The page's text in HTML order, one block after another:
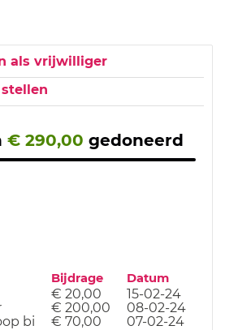
als vrijwilliger
€ 290,00 gedoneerd
Bijdrage Datum
€ 20,00
15-02-24
€ 200,00
08-02-24
bi
€ 70,00 07-02-24